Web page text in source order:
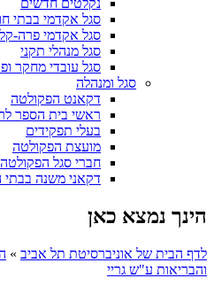
נקלטים חדשים
סגל אקדמי בבתי
סגל אקדמי פרה-
סגל מנהלי תקני
סגל עובדי מחקר
סגל ומנהלה
דקאנט הפקולטה
ראשי בית הספר
בעלי תפקידים
מועצת הפקולטה
חברי סגל
דקאני משנה בבתי
הינך נמצא כאן
לדף הבית של אוניברסיטת תל אביב »
והבריאות ע"ש גריי